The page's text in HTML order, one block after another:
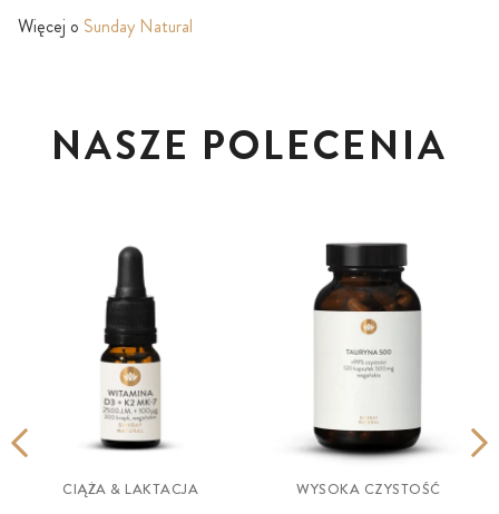
Więcej o Sunday Natural
NASZE POLECENIA
CIĄŻA & LAKTACJA WYSOKA CZYSTOŚĆ